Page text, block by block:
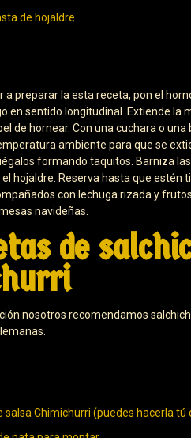
de hojaldre
preparar la esta receta, pon el
en sentido longitudinal. Extiende la
de hornear. Con una cuchara o
ambiente para que se
formando taquitos. Barniza
hojaldre. Reserva hasta que estén
con lechuga rizada y
navideñas.
de
nosotros recomendamos
salsa Chimichurri (puedes hacerla